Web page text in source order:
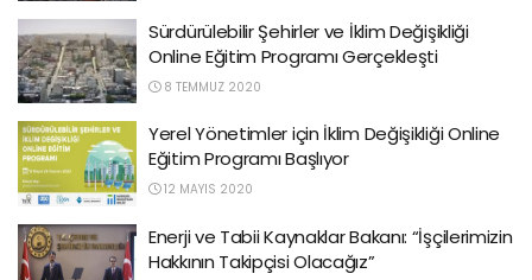
Sürdürülebilir Şehirler ve İklim Değişikliği
Online Eğitim Programı Gerçekleşti
8 TEMMUZ 2020
Yerel Yönetimler için İklim Değişikliği Online
Eğitim Programı Başlıyor
12 MAYIS 2020
Enerji ve Tabii Kaynaklar Bakanı: “İşçilerimizin
Hakkının Takipçisi Olacağız”